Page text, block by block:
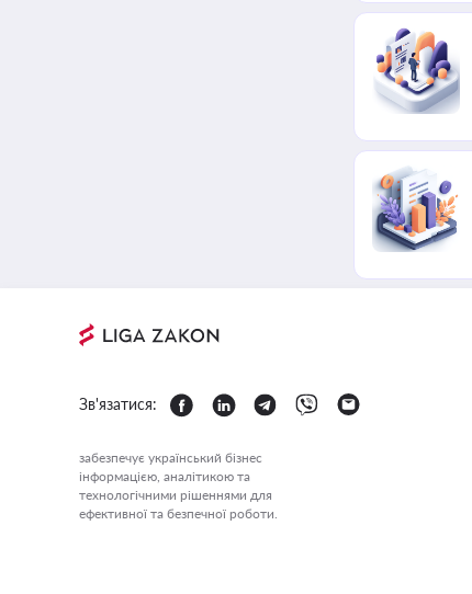
Зв'язатися:
забезпечує український бізнес
інформацією, аналітикою та
технологічними рішеннями для
ефективної та безпечної роботи.